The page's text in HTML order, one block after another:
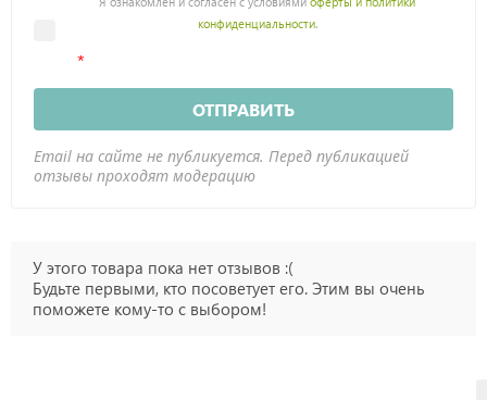
конфиденциальности.
ОТПРАВИТЬ
Email на сайте не публикуется. Перед публикацией
отзывы проходят модерацию
У этого товара пока нет отзывов :(
Будьте первыми, кто посоветует его. Этим вы очень
поможете кому-то с выбором!